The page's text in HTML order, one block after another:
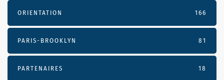
ORIENTATION 166
PARIS-BROOKLYN 81
PARTENAIRES 18